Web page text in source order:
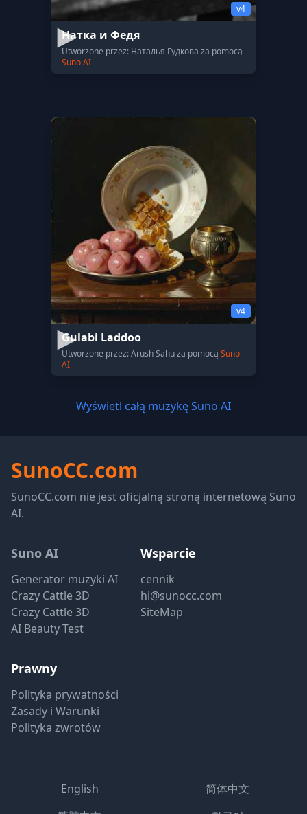
v4
Натка и Федя
Utworzone przez: Наталья Гудкова za pomocą
Suno AI
v4
Gulabi Laddoo
Utworzone przez: Arush Sahu za pomocą Suno
AI
Wyświetl całą muzykę Suno AI
SunoCC.com
SunoCC.com nie jest oficjalną stroną internetową Suno
AI.
Suno AI
Generator muzyki AI
Crazy Cattle 3D
Crazy Cattle 3D
AI Beauty Test
Wsparcie
cennik
hi@sunocc.com
SiteMap
Prawny
Polityka prywatności
Zasady i Warunki
Polityka zwrotów
English
简体中文